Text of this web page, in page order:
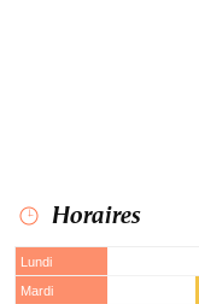
Horaires
Lundi
Mardi